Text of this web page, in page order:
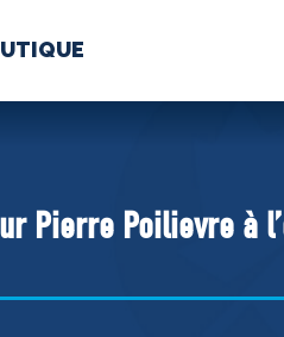
Pierre Poilievre à